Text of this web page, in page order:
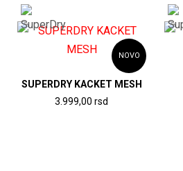
NOVO
SUPERDRY KACKET MESH
3.999,00rsd